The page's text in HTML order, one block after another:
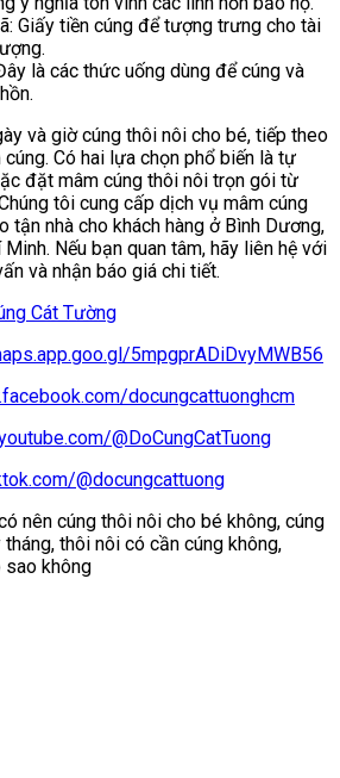
Giấy tiền cúng để tượng trưng cho tài
là các thức uống dùng để cúng và
và giờ cúng thôi nôi cho bé, tiếp theo
Có hai lựa chọn phổ biến là tự
đặt mâm cúng thôi nôi trọn gói từ
tôi cung cấp dịch vụ mâm cúng
tận nhà cho khách hàng ở Bình Dương,
Nếu bạn quan tâm, hãy liên hệ với
và nhận báo giá chi tiết.
Cát Tường
5mpgprADiDvyMWB56
docungcattuonghcm
@DoCungCatTuong
@docungcattuong
nên cúng thôi nôi cho bé không, cúng
thôi nôi có cần cúng không,
sao không